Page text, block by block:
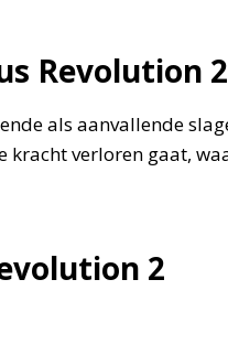
Revolution 2
als aanvallende
verloren gaat,
2